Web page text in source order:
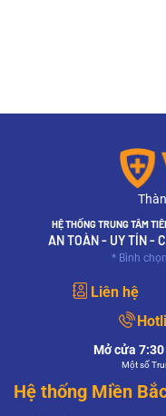
HỆ THỐNG TRUNG TÂM
AN TOÀN - UY TÍN -
* Bình
Liên hệ
Mở cửa
Một số
Hệ thống Miền